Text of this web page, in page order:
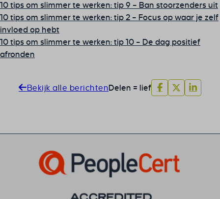
10 tips om slimmer te werken: tip 9 – Ban stoorzenders uit
10 tips om slimmer te werken: tip 2 – Focus op waar je zelf
invloed op hebt
10 tips om slimmer te werken: tip 10 – De dag positief
afronden
Bekijk alle berichtenDelen = lief